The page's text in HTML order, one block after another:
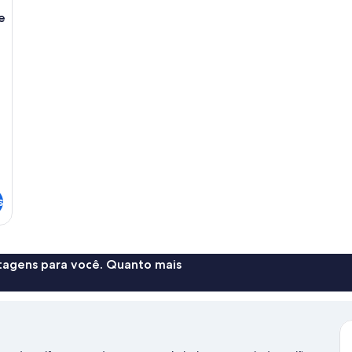
para você. Quanto mais